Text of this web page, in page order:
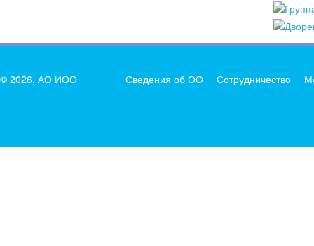
© 2026, АО ИОО Сведения об ОО Сотрудничество